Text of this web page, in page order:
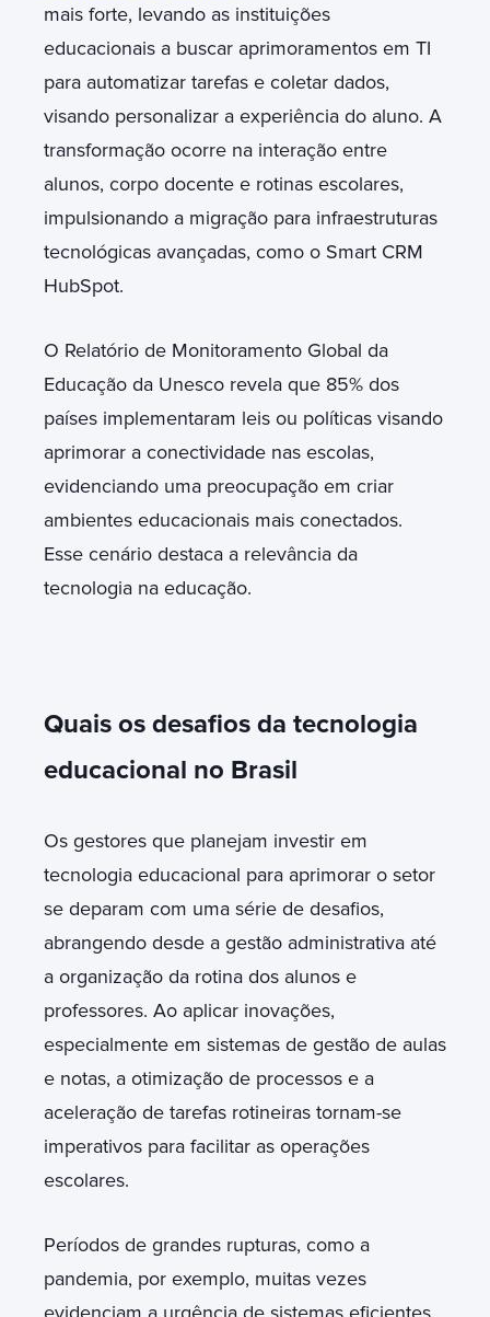
mais forte, levando as instituições
educacionais a buscar aprimoramentos em TI
para automatizar tarefas e coletar dados,
visando personalizar a experiência do aluno. A
transformação ocorre na interação entre
alunos, corpo docente e rotinas escolares,
impulsionando a migração para infraestruturas
tecnológicas avançadas, como o Smart CRM
HubSpot.
O Relatório de Monitoramento Global da
Educação da Unesco revela que 85% dos
países implementaram leis ou políticas visando
aprimorar a conectividade nas escolas,
evidenciando uma preocupação em criar
ambientes educacionais mais conectados.
Esse cenário destaca a relevância da
tecnologia na educação.
Quais os desafios da tecnologia
educacional no Brasil
Os gestores que planejam investir em
tecnologia educacional para aprimorar o setor
se deparam com uma série de desafios,
abrangendo desde a gestão administrativa até
a organização da rotina dos alunos e
professores. Ao aplicar inovações,
especialmente em sistemas de gestão de aulas
e notas, a otimização de processos e a
aceleração de tarefas rotineiras tornam-se
imperativos para facilitar as operações
escolares.
Períodos de grandes rupturas, como a
pandemia, por exemplo, muitas vezes
evidenciam a urgência de sistemas eficientes